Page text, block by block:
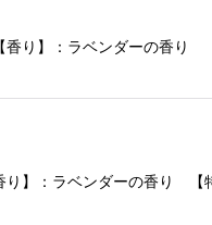
り】：ラベンダーの香り
り】：ラベンダーの香り